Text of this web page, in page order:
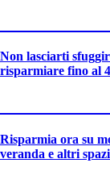
Non lasciarti
risparmiare fino al
Risparmia ora su
veranda e altri